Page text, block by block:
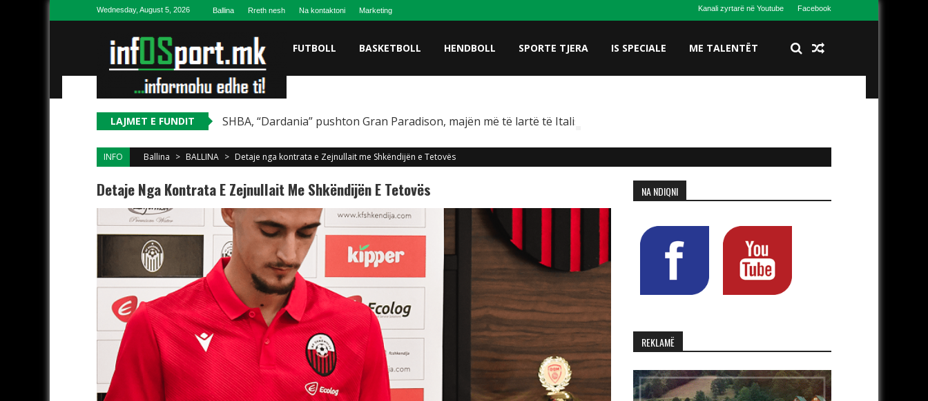
Skip to contentWednesday, August 5, 2026 Ballina Rreth nesh Na kontaktoni Marketing Kanali zyrtarë në Youtube Facebook
FUTBOLL BASKETBOLL HENDBOLL SPORTE TJERA IS SPECIALE ME TALENTËT
LAJMET E FUNDIT SHBA, “Dardania” pushton Gran Paradison, majën më të lartë të Italisë
INFO Ballina > BALLINA > Detaje nga kontrata e Zejnullait me Shkëndijën e Tetovës
Detaje Nga Kontrata E Zejnullait Me Shkëndijën E Tetovës NA NDIQNI
REKLAMË